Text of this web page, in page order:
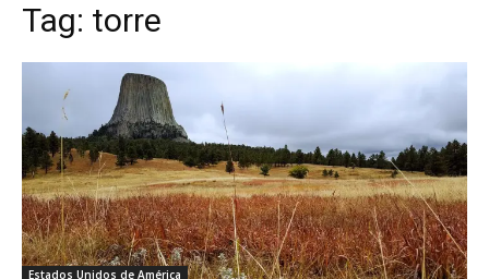
Thru
My
Tag: torre
Estados Unidos de América